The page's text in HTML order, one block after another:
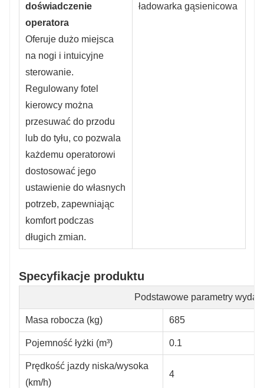
doświadczenie
operatora
Oferuje dużo miejsca
na nogi i intuicyjne
sterowanie.
Regulowany fotel
kierowcy można
przesuwać do przodu
lub do tyłu, co pozwala
każdemu operatorowi
dostosować jego
ustawienie do własnych
potrzeb, zapewniając
komfort podczas
długich zmian.
Specyfikacje produktu
Podstawowe parametry
Masa robocza (kg) 685
Pojemność łyżki (m³) 0.1
Prędkość jazdy niska/wysoka
(km/h)
4